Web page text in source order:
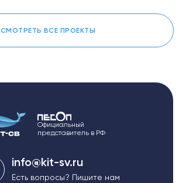
СМОТРЕТЬ ВСЕ ПРОЕКТЫ
Официальный
представитель в РФ
info@kit-sv.ru
Есть вопросы? Пишите нам